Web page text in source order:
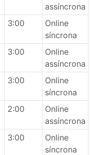
assíncrona
3:00
Online
síncrona
3:00
Online
assíncrona
3:00
Online
síncrona
2:00
Online
assíncrona
3:00
Online
síncrona